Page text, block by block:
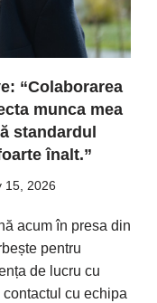
“Colaborarea
munca mea
standardul
înalt.”
15, 2026
acum în presa din
pentru
de lucru cu
cu echipa